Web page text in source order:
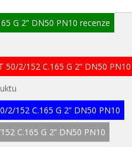
G 2” DN50 PN10 recenze
50/2/152 C.165 G 2” DN50 PN10
2/152 C.165 G 2” DN50 PN10
C.165 G 2” DN50 PN10